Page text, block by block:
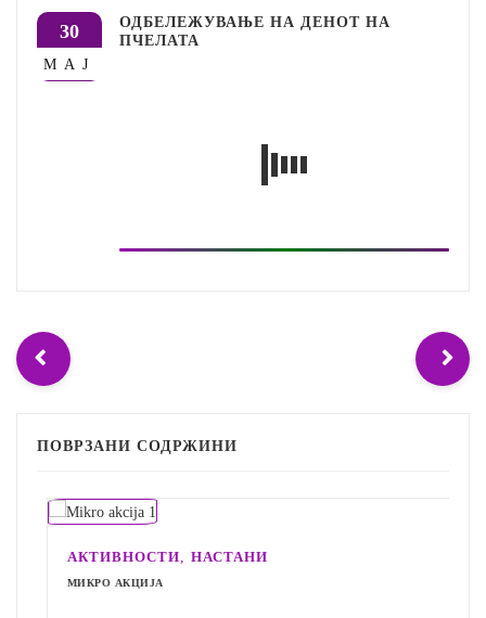
30
МАЈ
ОДБЕЛЕЖУВАЊЕ НА ДЕНОТ НА
ПЧЕЛАТА
ПОВРЗАНИ СОДРЖИНИ
АКТИВНОСТИ, НАСТАНИ
МИКРО АКЦИЈА